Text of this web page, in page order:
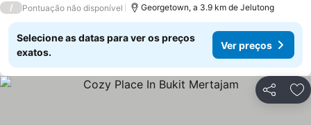
/ Pontuação não disponível Georgetown, a 3.9 km de Jelutong
Selecione as datas para ver os preços
exatos.
Ver preços
Partilhar